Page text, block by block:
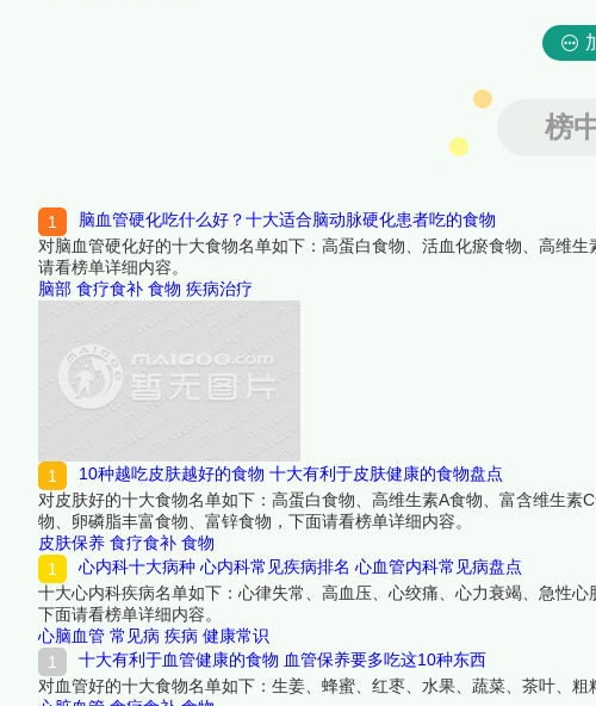
榜
脑血管硬化吃什么好？十大适合脑动脉硬化患者吃的食物
对脑血管硬化好的十大食物名单如下：高蛋白食物、活血化瘀食物、高维
请看榜单详细内容。
脑部 食疗食补 食物 疾病治疗
10种越吃皮肤越好的食物 十大有利于皮肤健康的食物盘点
对皮肤好的十大食物名单如下：高蛋白食物、高维生素A食物、富含维生
物、卵磷脂丰富食物、富锌食物，下面请看榜单详细内容。
皮肤保养 食疗食补 食物
心内科十大病种 心内科常见疾病排名 心血管内科常见病盘点
十大心内科疾病名单如下：心律失常、高血压、心绞痛、心力衰竭、急性
下面请看榜单详细内容。
心脑血管 常见病 疾病 健康常识
十大有利于血管健康的食物 血管保养要多吃这10种东西
对血管好的十大食物名单如下：生姜、蜂蜜、红枣、水果、蔬菜、茶叶、